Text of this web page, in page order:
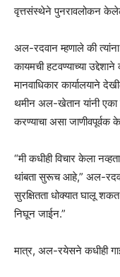
वृत्तसंस्थेने पुनरावलोकन
अल-रदवान म्हणाले की
कायमची हटवण्याच्या
मानवाधिकार कार्यालयाने
थमीन अल-खेतान यांनी एका
करण्याचा असा
“मी कधीही विचार केला
थांबता सुरूच आहे,” अल-
सुरक्षितता धोक्यात घालू
निघून जाईन.”
मात्र, अल-रयेसने कधीही